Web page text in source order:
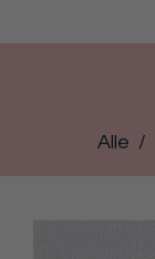
Alle /